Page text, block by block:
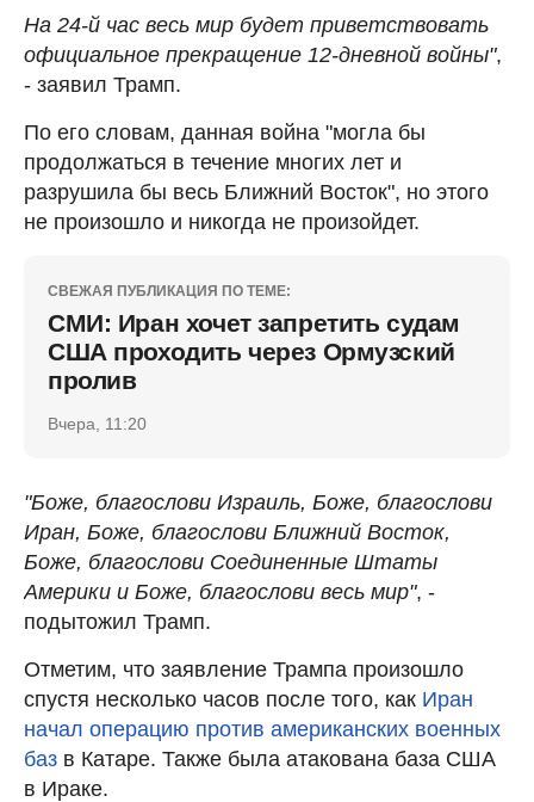
На 24-й час весь мир будет приветствовать
официальное прекращение 12-дневной войны",
- заявил Трамп.
По его словам, данная война "могла бы
продолжаться в течение многих лет и
разрушила бы весь Ближний Восток", но этого
не произошло и никогда не произойдет.
СВЕЖАЯ ПУБЛИКАЦИЯ ПО ТЕМЕ:
СМИ: Иран хочет запретить судам
США проходить через Ормузский
пролив
Вчера, 11:20
"Боже, благослови Израиль, Боже, благослови
Иран, Боже, благослови Ближний Восток,
Боже, благослови Соединенные Штаты
Америки и Боже, благослови весь мир", -
подытожил Трамп.
Отметим, что заявление Трампа произошло
спустя несколько часов после того, как Иран
начал операцию против американских военных
баз в Катаре. Также была атакована база США
в Ираке.